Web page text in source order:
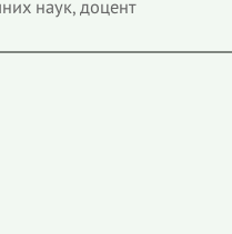
наук, доцент